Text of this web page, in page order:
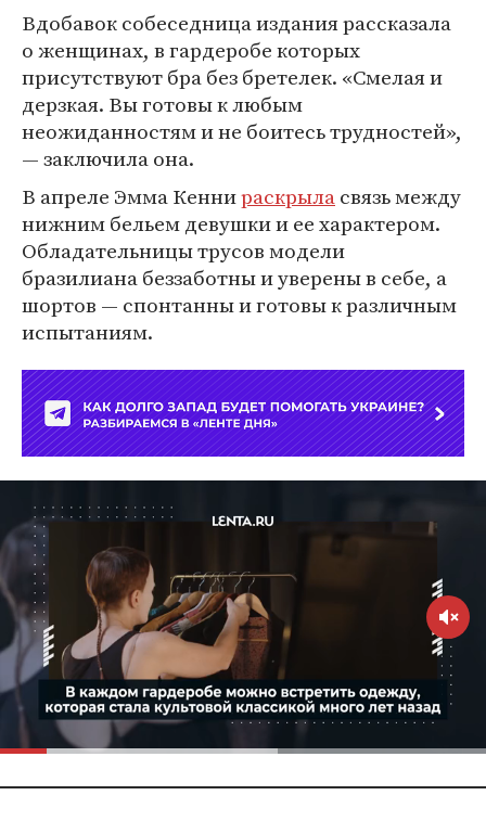
Вдобавок собеседница издания рассказала
о женщинах, в гардеробе которых
присутствуют бра без бретелек. «Смелая и
дерзкая. Вы готовы к любым
неожиданностям и не боитесь трудностей»,
— заключила она.
В апреле Эмма Кеннираскрыласвязь между
нижним бельем девушки и ее характером.
Обладательницы трусов модели
бразилиана беззаботны и уверены в себе, а
шортов — спонтанны и готовы к различным
испытаниям.